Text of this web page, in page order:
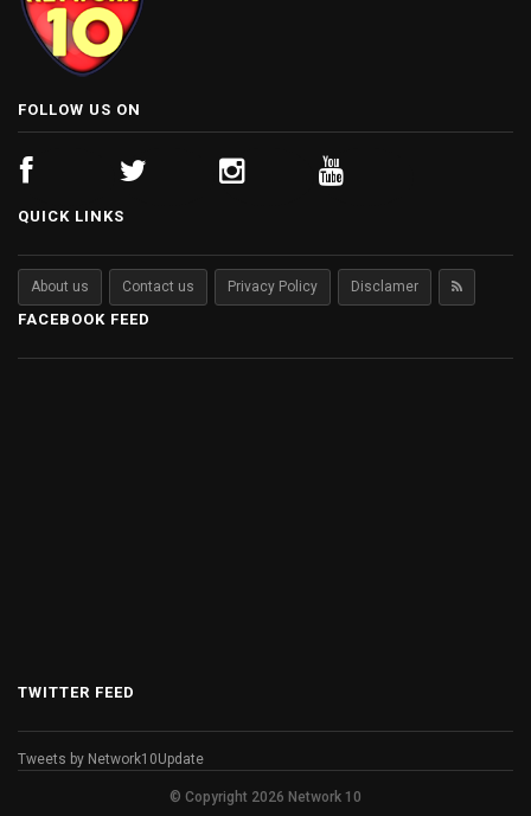
FOLLOW US ON
QUICK LINKS
About us Contact us Privacy Policy Disclamer
FACEBOOK FEED
TWITTER FEED
Tweets by Network10Update
© Copyright 2026 Network 10